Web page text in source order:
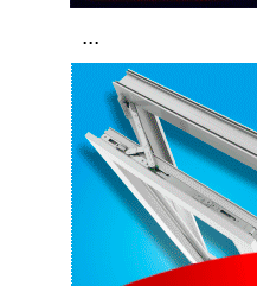
...